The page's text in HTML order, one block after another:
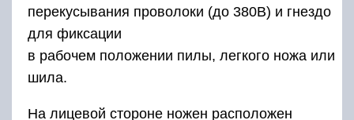
перекусывания проволоки (до 380В) и гнездо
для фиксации
в рабочем положении пилы, легкого ножа или
шила.
На лицевой стороне ножен расположен